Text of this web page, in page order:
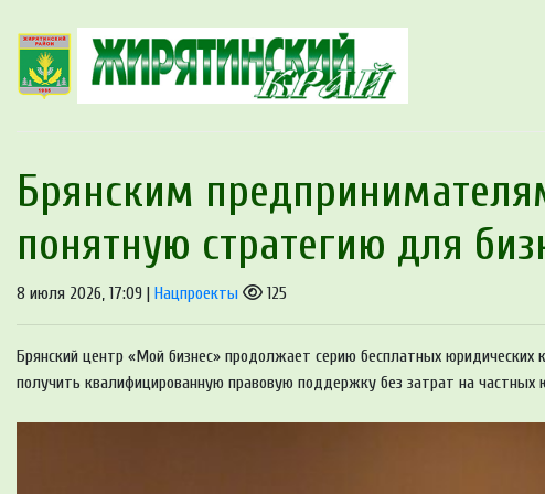
Брянским
понятную стратегию для
8 июля 2026, 17:09 | Нацпроекты 125
Брянский центр «Мой бизнес» продолжает серию бесплатных юридических
получить квалифицированную правовую поддержку без затрат на частных